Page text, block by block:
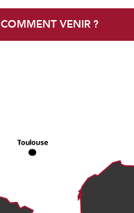
COMMENT VENIR ?